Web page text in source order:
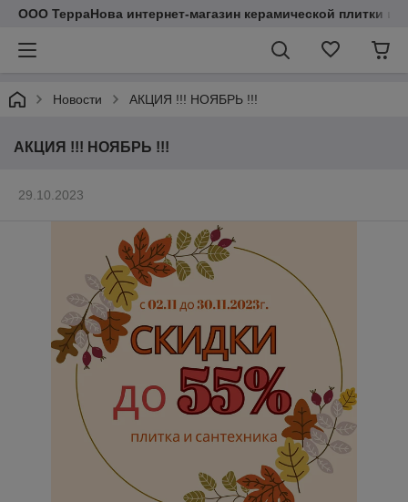
ООО ТерраНова интернет-магазин керамической плитки и
Новости АКЦИЯ !!! НОЯБРЬ !!!
АКЦИЯ !!! НОЯБРЬ !!!
29.10.2023